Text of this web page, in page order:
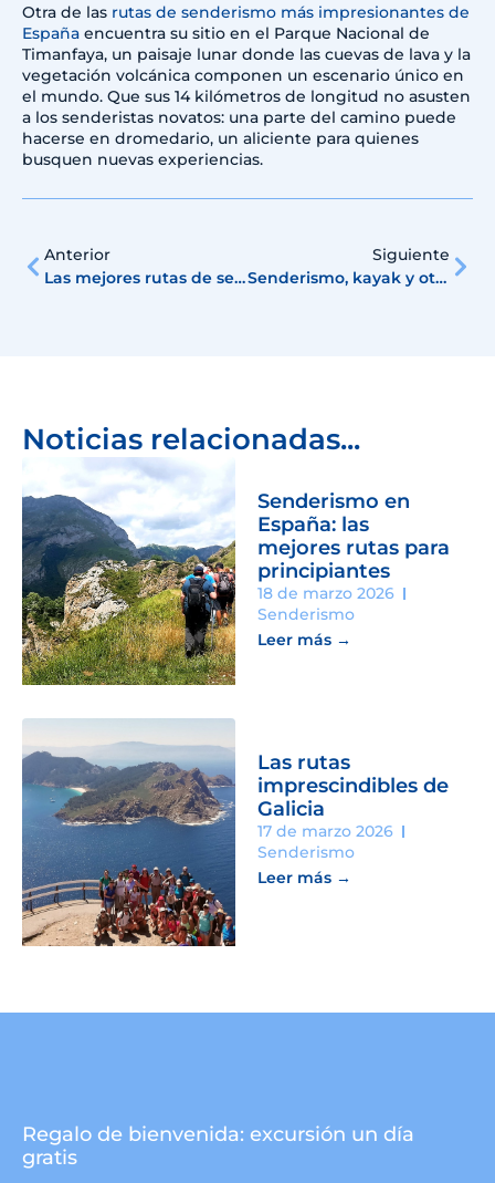
Otra de las rutas de senderismo más impresionantes de
España encuentra su sitio en el Parque Nacional de
Timanfaya, un paisaje lunar donde las cuevas de lava y la
vegetación volcánica componen un escenario único en
el mundo. Que sus 14 kilómetros de longitud no asusten
a los senderistas novatos: una parte del camino puede
hacerse en dromedario, un aliciente para quienes
busquen nuevas experiencias.
Anterior
Las mejores rutas de senderismo en la Costa Brava
Siguiente
Senderismo, kayak y otras excursiones por la Costa Brava
Noticias relacionadas...
Senderismo en
España: las
mejores rutas para
principiantes
18 de marzo 2026
Senderismo
Leer más →
Las rutas
imprescindibles de
Galicia
17 de marzo 2026
Senderismo
Leer más →
Regalo de bienvenida: excursión un día
gratis